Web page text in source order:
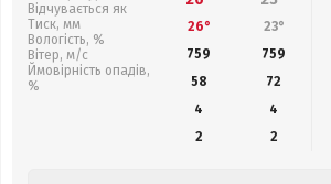
Відчувається як
Тиск, мм
Вологість, %
Вітер, м/с
Ймовірність опадів,
%
26° 23°
759
759
58
72
4
4
2
2